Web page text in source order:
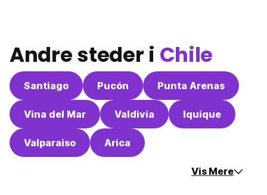
Andre steder i Chile
Santiago Pucón Punta Arenas
Vina del Mar Valdivia Iquique
Valparaiso Arica
Vis Mere